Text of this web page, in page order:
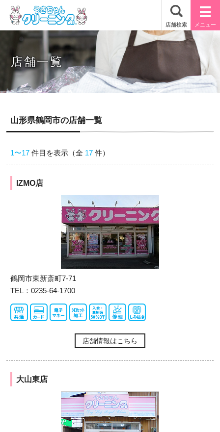
店舗一覧
山形県鶴岡市の店舗一覧
1〜17 件目を表示（全 17 件）
IZMO店
鶴岡市東新斎町7-71
TEL：0235-64-1700
店舗情報はこちら
大山東店